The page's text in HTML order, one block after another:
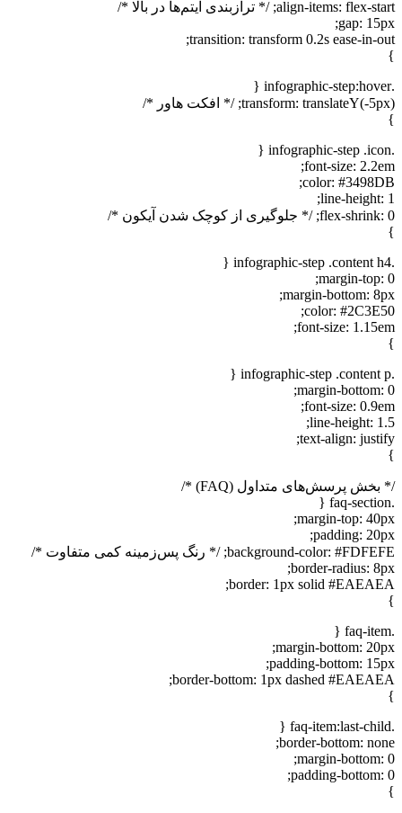
align-items: flex-start; /* ترازبندی آیتم‌ها در بالا */
gap: 15px;
transition: transform 0.2s ease-in-out;
}
.infographic-step:hover {
transform: translateY(-5px); /* افکت هاور */
}
.infographic-step .icon {
font-size: 2.2em;
color: #3498DB;
line-height: 1;
flex-shrink: 0; /* جلوگیری از کوچک شدن آیکون */
}
.infographic-step .content h4 {
margin-top: 0;
margin-bottom: 8px;
color: #2C3E50;
font-size: 1.15em;
}
.infographic-step .content p {
margin-bottom: 0;
font-size: 0.9em;
line-height: 1.5;
text-align: justify;
}
/* بخش پرسش‌های متداول (FAQ) */
.faq-section {
margin-top: 40px;
padding: 20px;
background-color: #FDFEFE; /* رنگ پس‌زمینه کمی متفاوت */
border-radius: 8px;
border: 1px solid #EAEAEA;
}
.faq-item {
margin-bottom: 20px;
padding-bottom: 15px;
border-bottom: 1px dashed #EAEAEA;
}
.faq-item:last-child {
border-bottom: none;
margin-bottom: 0;
padding-bottom: 0;
}